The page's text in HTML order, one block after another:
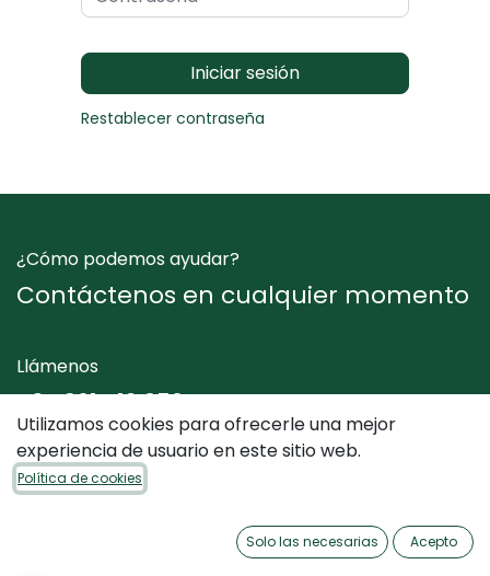
Iniciar sesión
Restablecer contraseña
¿Cómo podemos ayudar?
Contáctenos en cualquier momento
Llámenos
+34 961 412 050
Envíenos un mensaje
Utilizamos cookies para ofrecerle una mejor
experiencia de usuario en este sitio web.
Política de cookies
Solo las necesarias Acepto